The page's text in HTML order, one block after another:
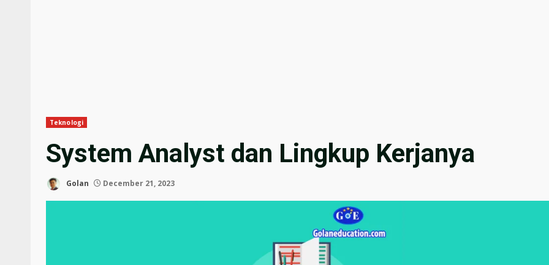
Teknologi
System Analyst dan Lingkup Kerjanya
Golan December 21, 2023